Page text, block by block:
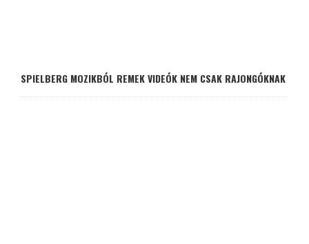
SPIELBERG MOZIKBÓL REMEK VIDEÓK NEM CSAK RAJONGÓKNAK